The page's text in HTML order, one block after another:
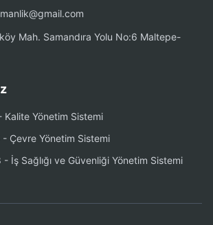
Mah. Samandıra Yolu No:6 Maltepe-
Kalite Yönetim Sistemi
Çevre Yönetim Sistemi
İş Sağlığı ve Güvenliği Yönetim Sistemi